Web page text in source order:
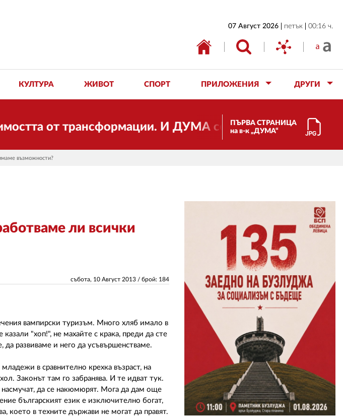
07 Август 2026 петък 00:16 ч.
КУЛТУРА ЖИВОТ СПОРТ ПРИЛОЖЕНИЯ ДРУГИ
от трансформации. И ДУМА се променя и става
ПЪРВА СТРАНИЦА
на в-к „ДУМА“
възможности?
ли всички
събота, 10 Август 2013 / брой: 184
вампирски туризъм. Много хляб имало в
"хоп!", не махайте с крака, преди да сте
да развиваме и него да усъвършенстваме.
в сравнително крехка възраст, на
Законът там го забранява. И те идват тук.
насмучат, да се накюмюрят. Мога да дам още
българският език е изключително богат,
което в техните държави не могат да правят.
ИКОНОМИКА
ОБЩЕСТВО
АВТОРИ
РЕДАКЦИЯ
РЕКЛАМА
АБОНАМЕНТ
УСЛОВИЯ ЗА ПОЛЗВАНЕ
ПОЛИТИКА ЗА БИСКВИТКИТЕ
ПОЛИТИКАТА ЗА